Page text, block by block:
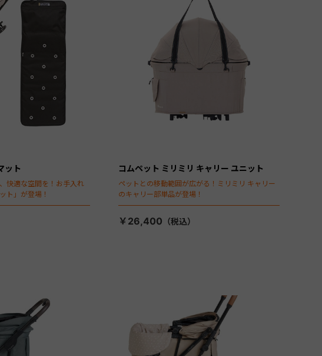
ット
快適な空間を！お手入れ
ト」が登場！
コムペット ミリミリ キャリー ユニット
ペットとの移動範囲が広がる！ミリミリ キャリー
のキャリー部単品が登場！
￥26,400